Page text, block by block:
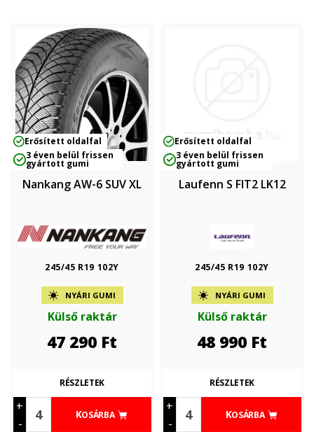
Erősített oldalfal
3 éven belül frissen
gyártott gumi
Nankang AW-6 SUV XL
245/45 R19 102Y
NYÁRI GUMI
Külső raktár
47 290 Ft
+
-
KOSÁRBA
RÉSZLETEK
Erősített oldalfal
3 éven belül frissen
gyártott gumi
Laufenn S FIT2 LK12
245/45 R19 102Y
NYÁRI GUMI
Külső raktár
48 990 Ft
+
-
KOSÁRBA
RÉSZLETEK